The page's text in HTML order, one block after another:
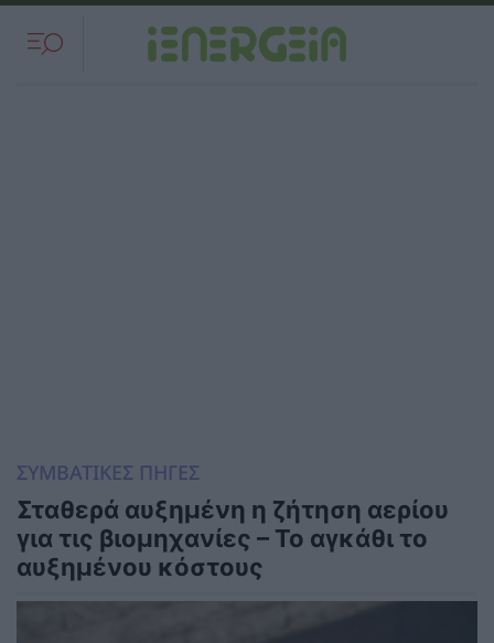
ΣΥΜΒΑΤΙΚΕΣ ΠΗΓΕΣ
Σταθερά αυξημένη η ζήτηση αερίου
για τις βιομηχανίες – Το αγκάθι το
αυξημένου κόστους